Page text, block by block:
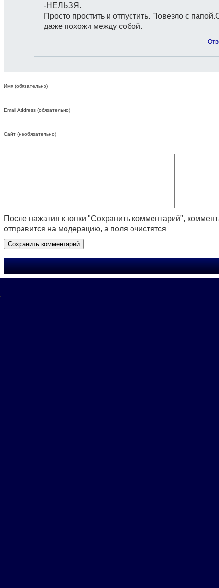
-НЕЛЬЗЯ.
Просто простить и отпустить. Повезло с
даже похожи между собой.
Имя (обязательно)
Email Address (обязательно)
Сайт (необязательно)
После нажатия кнопки "Сохранить комментарий",
отправится на модерацию, а поля очистятся
.